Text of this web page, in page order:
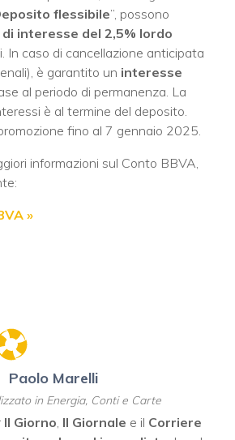
flessibile”, possono
interesse del 2,5% lordo
In caso di cancellazione anticipata
è garantito un interesse
al periodo di permanenza. La
è al termine del deposito.
fino al 7 gennaio 2025.
informazioni sul Conto BBVA,
»
Paolo Marelli
in Energia, Conti e Carte
Il Giorno Il Giornale e il Corriere